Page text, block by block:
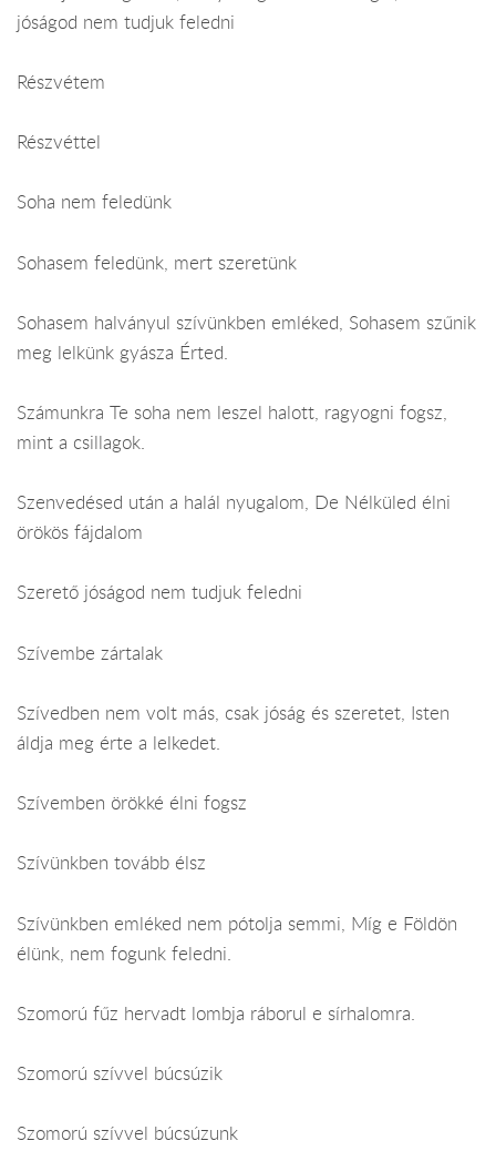
jóságod nem tudjuk feledni
Részvétem
Részvéttel
Soha nem feledünk
Sohasem feledünk, mert szeretünk
Sohasem halványul szívünkben emléked, Sohasem szűnik
meg lelkünk gyásza Érted.
Számunkra Te soha nem leszel halott, ragyogni fogsz,
mint a csillagok.
Szenvedésed után a halál nyugalom, De Nélküled élni
örökös fájdalom
Szerető jóságod nem tudjuk feledni
Szívembe zártalak
Szívedben nem volt más, csak jóság és szeretet, Isten
áldja meg érte a lelkedet.
Szívemben örökké élni fogsz
Szívünkben tovább élsz
Szívünkben emléked nem pótolja semmi, Míg e Földön
élünk, nem fogunk feledni.
Szomorú fűz hervadt lombja ráborul e sírhalomra.
Szomorú szívvel búcsúzik
Szomorú szívvel búcsúzunk